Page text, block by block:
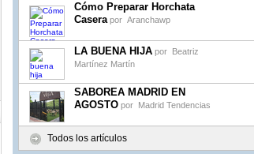
Cómo Preparar Horchata
Casera por Aranchawp
LA BUENA HIJA por Beatriz
Martínez Martín
SABOREA MADRID EN
AGOSTO por Madrid Tendencias
Todos los artículos